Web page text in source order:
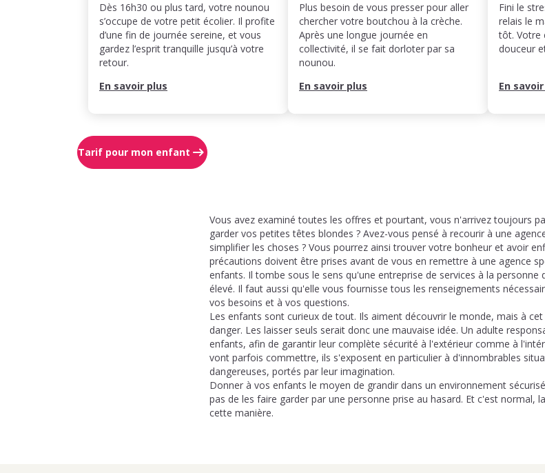
Dès 16h30 ou plus tard, votre nounou
s’occupe de votre petit écolier. Il profite
d’une fin de journée sereine, et vous
gardez l’esprit tranquille jusqu’à votre
retour.
En savoir plus
Plus besoin de vous presser pour aller
chercher votre boutchou à la crèche.
Après une longue journée en
collectivité, il se fait dorloter par sa
nounou.
En savoir plus
Fini le
relais le
tôt. Votre
douceur
En
Tarif pour mon enfant
Vous avez examiné toutes les offres et pourtant, vous n'arrivez toujours
garder vos petites têtes blondes ? Avez-vous pensé à recourir à une
simplifier les choses ? Vous pourrez ainsi trouver votre bonheur et avoir
précautions doivent être prises avant de vous en remettre à une agence
enfants. Il tombe sous le sens qu'une entreprise de services à la
élevé. Il faut aussi qu'elle vous fournisse tous les renseignements
vos besoins et à vos questions.
Les enfants sont curieux de tout. Ils aiment découvrir le monde, mais à
danger. Les laisser seuls serait donc une mauvaise idée. Un adulte
enfants, afin de garantir leur complète sécurité à l'extérieur comme à
vont parfois commettre, ils s'exposent en particulier à d'innombrables
dangereuses, portés par leur imagination.
Donner à vos enfants le moyen de grandir dans un environnement
pas de les faire garder par une personne prise au hasard. Et c'est normal,
cette manière.